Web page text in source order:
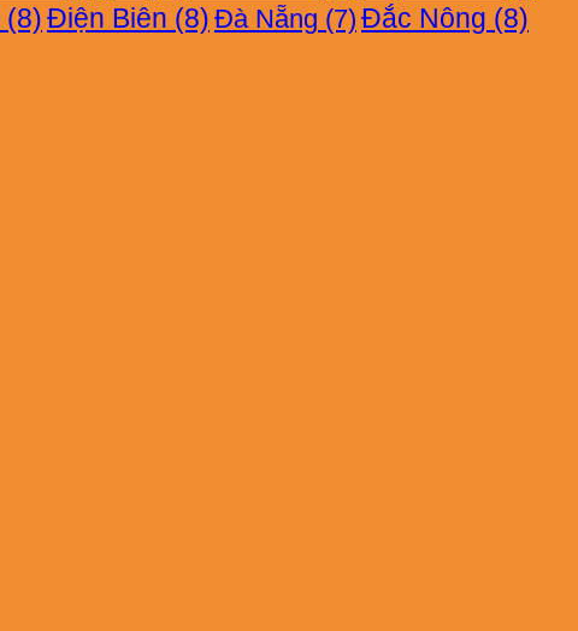
(8)Điện Biên (8) Đà Nẵng (7) Đắc Nông (8)